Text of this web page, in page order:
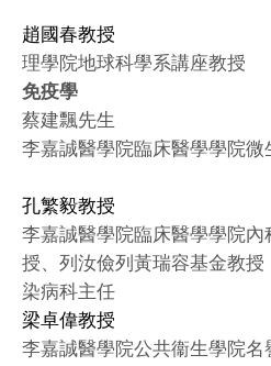
趙國春教授
理學院地球科學系講座教授
免疫學
蔡建飄先生
李嘉誠醫學院臨床醫學學院
孔繁毅教授
李嘉誠醫學院臨床醫學學院
授、列汝儉列黃瑞容基金教
染病科主任
梁卓偉教授
李嘉誠醫學院公共衞生學院名